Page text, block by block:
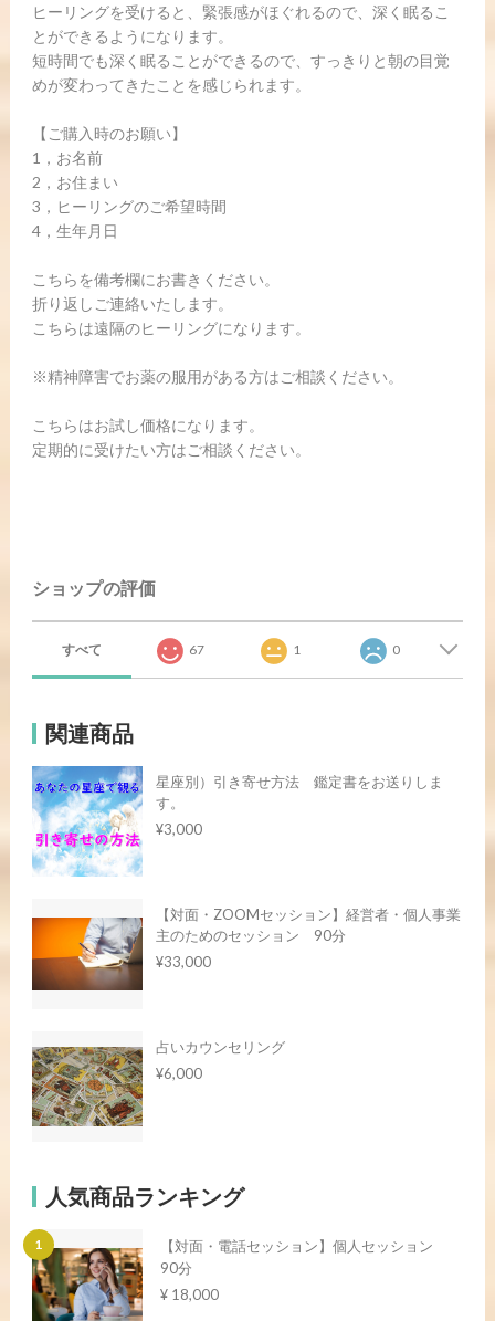
ヒーリングを受けると、緊張感がほぐれるので、深く眠るこ
とができるようになります。
短時間でも深く眠ることができるので、すっきりと朝の目覚
めが変わってきたことを感じられます。
【ご購入時のお願い】
1，お名前
2，お住まい
3，ヒーリングのご希望時間
4，生年月日
こちらを備考欄にお書きください。
折り返しご連絡いたします。
こちらは遠隔のヒーリングになります。
※精神障害でお薬の服用がある方はご相談ください。
こちらはお試し価格になります。
定期的に受けたい方はご相談ください。
ショップの評価
すべて 67 1 0
関連商品
星座別）引き寄せ方法 鑑定書をお送りしま
す。
¥3,000
【対面・ZOOMセッション】経営者・個人事業
主のためのセッション 90分
¥33,000
占いカウンセリング
¥6,000
人気商品ランキング
【対面・電話セッション】個人セッション
90分
¥ 18,000